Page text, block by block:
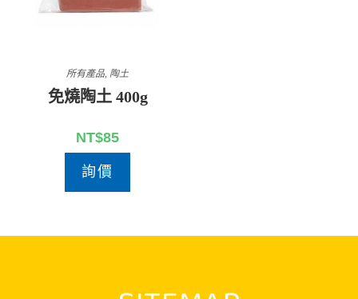
所有產品, 陶土
免燒陶土 400g
NT$85
詢價